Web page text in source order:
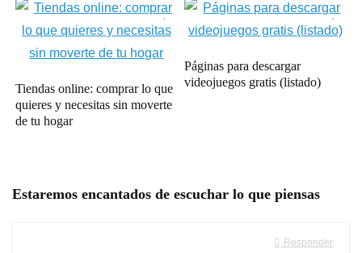
Tiendas online: comprar lo que
quieres y necesitas sin moverte
de tu hogar
Páginas para descargar
videojuegos gratis (listado)
Estaremos encantados de escuchar lo que piensas
Responder